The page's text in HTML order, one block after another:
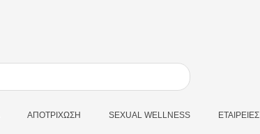
ΑΠΟΤΡΙΧΩΣΗ SEXUAL WELLNESS ΕΤΑΙΡΕΙΕΣ